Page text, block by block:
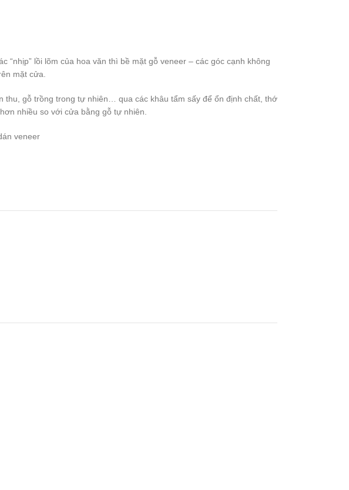
lồi lõm của hoa văn thì bề mặt gỗ veneer – các góc cạnh không
mặt cửa.
gỗ trồng trong tự nhiên… qua các khâu tẩm sấy để ổn định chất, thớ
nhiều so với cửa bằng gỗ tự nhiên.
veneer